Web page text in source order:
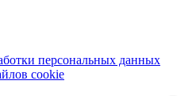
персональных данных
cookie